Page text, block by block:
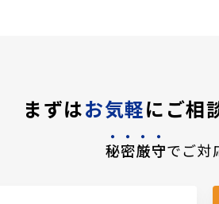
まずはお気軽にご相
秘密厳守でご対